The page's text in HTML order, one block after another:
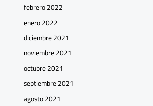
febrero 2022
enero 2022
diciembre 2021
noviembre 2021
octubre 2021
septiembre 2021
agosto 2021